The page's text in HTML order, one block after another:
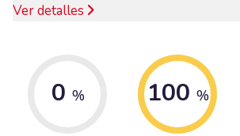
Ver detalles
0 % 100 %